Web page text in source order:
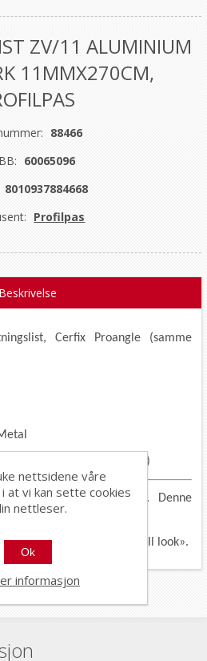
ZV/11 ALUMINIUM
11MMX270CM,
88466
60065096
8010937884668
Profilpas
Beskrivelse
Cerfix Proangle (samme
(lengst bak i profilpaskatalog)
i "Trend color serien". Denne
til fliser med «industriell look».
nettsidene våre
at vi kan sette cookies
nettleser.
Ok
informasjon